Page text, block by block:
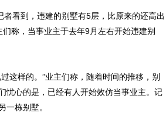
看到，违建的别墅有5层，比原来的还高出
称，当事业主于去年9月左右开始违建别
样的。”业主们称，随着时间的推移，别
忧心的是，已经有人开始效仿当事业主。记
一栋别墅。